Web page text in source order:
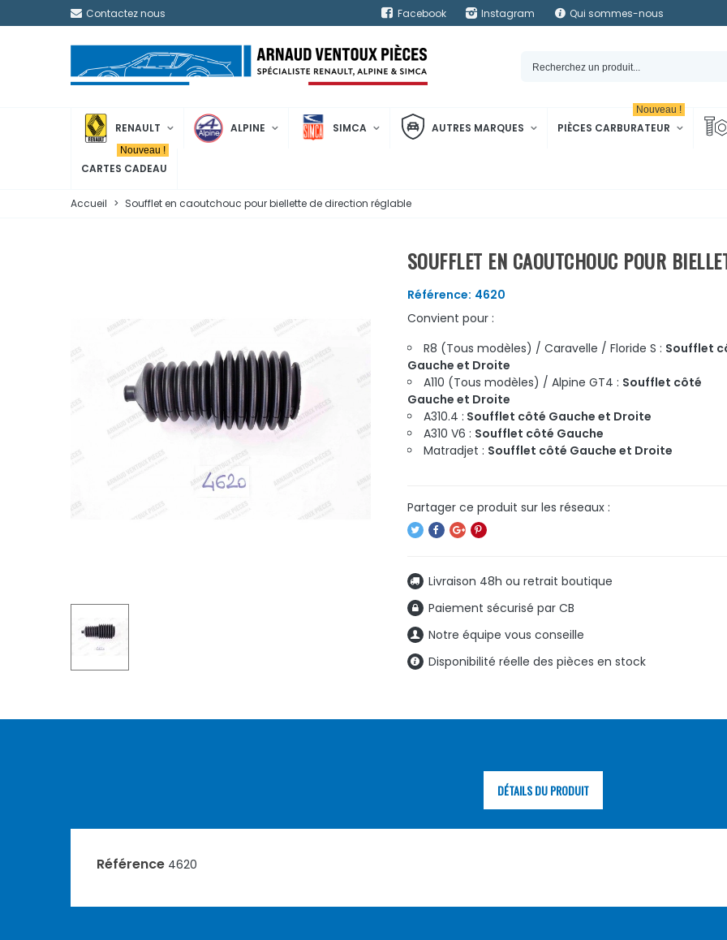
Contactez nous Facebook Instagram Qui sommes-nous
RENAULT ALPINE SIMCA AUTRES MARQUES PIÈCES CARBURATEUR
Nouveau !
CARTES CADEAU
Nouveau !
Accueil > Soufflet en caoutchouc pour biellette de direction réglable
SOUFFLET EN CAOUTCHOUC POUR
Référence: 4620
Convient pour :
R8 (Tous modèles) / Caravelle / Floride S : Soufflet
Gauche et Droite
A110 (Tous modèles) / Alpine GT4 : Soufflet côté
Gauche et Droite
A310.4 : Soufflet côté Gauche et Droite
A310 V6 : Soufflet côté Gauche
Matradjet : Soufflet côté Gauche et Droite
Livraison 48h ou retrait boutique
Paiement sécurisé par CB
Notre équipe vous conseille
Disponibilité réelle des pièces en stock
DÉTAILS DU PRODUIT
Référence 4620